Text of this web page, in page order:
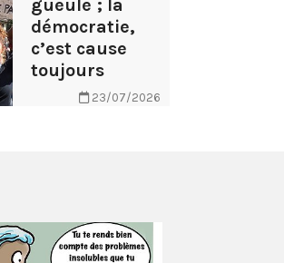
gueule ; la
démocratie,
c’est cause
toujours
23/07/2026